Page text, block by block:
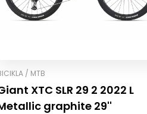
/ MTB
XTC SLR 29 2 2022 L
graphite 29''